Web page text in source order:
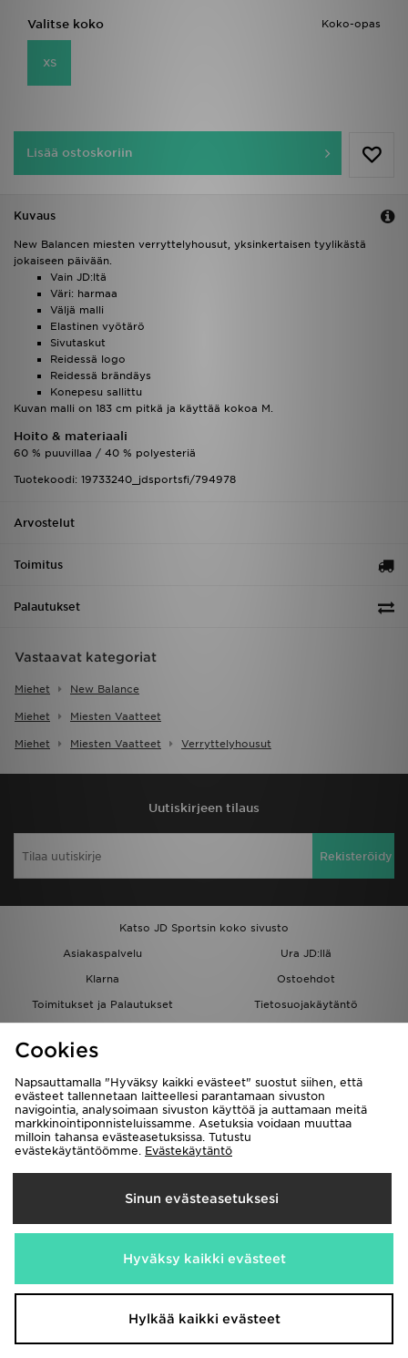
Koko-opas
Valitse koko
XS
Lisää ostoskoriin
Kuvaus
New Balancen miesten verryttelyhousut, yksinkertaisen tyylikästä
jokaiseen päivään.
Vain JD:ltä
Väri: harmaa
Väljä malli
Elastinen vyötärö
Sivutaskut
Reidessä logo
Reidessä brändäys
Konepesu sallittu
Kuvan malli on 183 cm pitkä ja käyttää kokoa M.
Hoito & materiaali
60 % puuvillaa / 40 % polyesteriä
Tuotekoodi: 19733240_jdsportsfi/794978
Arvostelut
Toimitus
Palautukset
Vastaavat kategoriat
Miehet New Balance
Miehet Miesten Vaatteet
Miehet Miesten Vaatteet Verryttelyhousut
Uutiskirjeen tilaus
Rekisteröidy
Katso JD Sportsin koko sivusto
Asiakaspalvelu
Ura JD:llä
Klarna
Ostoehdot
Toimitukset ja Palautukset
Tietosuojakäytäntö
Löydä myymälä
Kumppanuusohjelma
JD Blog
Toimitetaan
Suomi
Me hyväksymme seuraavat maksutavat
Vieraile yrityksemme sivullawww.jdplc.com
Cookies
Napsauttamalla "Hyväksy kaikki evästeet" suostut siihen, että
evästeet tallennetaan laitteellesi parantamaan sivuston
navigointia, analysoimaan sivuston käyttöä ja auttamaan meitä
markkinointiponnisteluissamme. Asetuksia voidaan muuttaa
milloin tahansa evästeasetuksissa. Tutustu
evästekäytäntöömme. Evästekäytäntö
Sinun evästeasetuksesi
Hyväksy kaikki evästeet
Hylkää kaikki evästeet